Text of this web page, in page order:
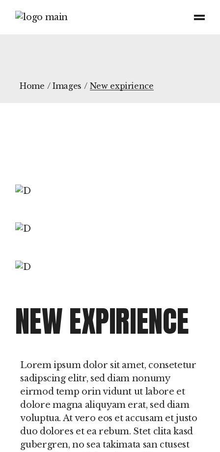
Home Images New expirience
NEW EXPIRIENCE
Lorem ipsum dolor sit amet, consetetur
sadipscing elitr, sed diam nonumy
eirmod temp orin vidunt ut labore et
dolore magna aliquyam erat, sed diam
voluptua. At vero eos et accusam et justo
duo dolores et ea rebum. Stet clita kasd
gubergren, no sea takimata san ctusest